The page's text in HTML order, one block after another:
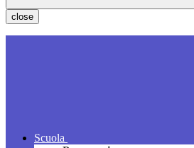
close
Scuola